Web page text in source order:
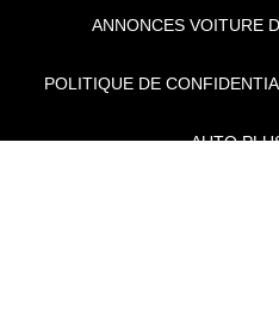
ANNONCES VOITURE
POLITIQUE DE
AUTO